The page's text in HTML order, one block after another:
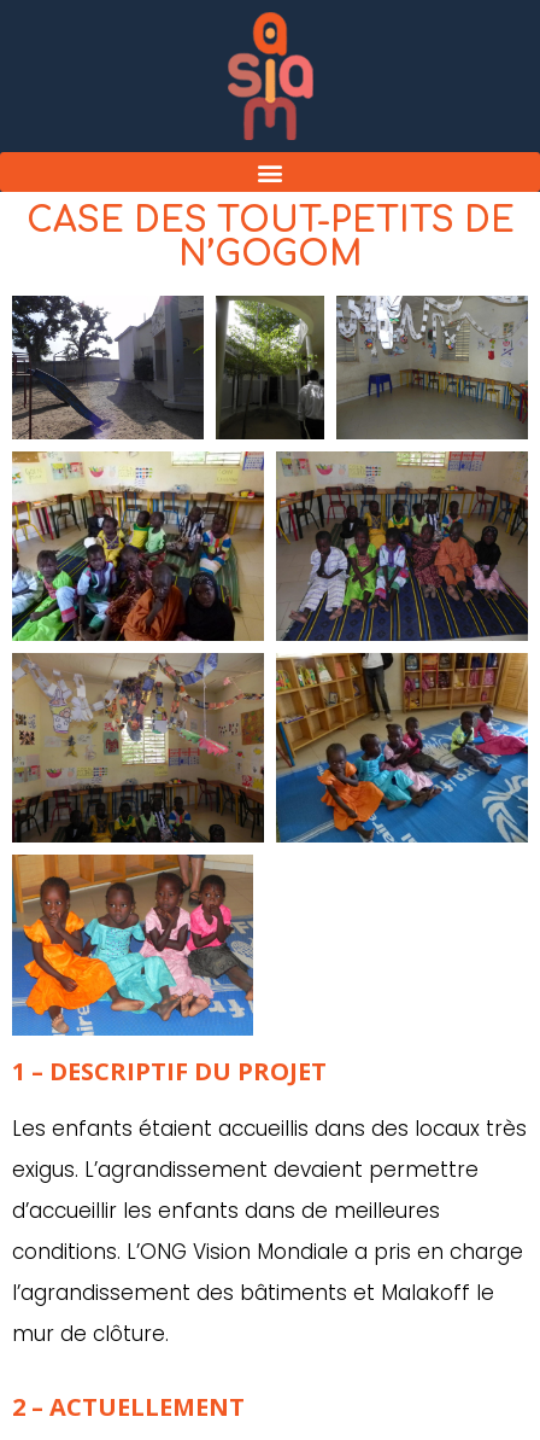
CASE DES TOUT-PETITS DE
N’GOGOM
1 – DESCRIPTIF DU PROJET
Les enfants étaient accueillis dans des locaux très
exigus. L’agrandissement devaient permettre
d’accueillir les enfants dans de meilleures
conditions. L’ONG Vision Mondiale a pris en charge
l’agrandissement des bâtiments et Malakoff le
mur de clôture.
2 – ACTUELLEMENT